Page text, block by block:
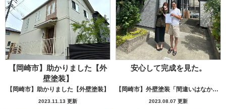
【岡崎市】助かりました【外
壁塗装】
【岡崎市】助かりました【外壁塗装】
2023.11.13 更新
安心して完成を見た。
【岡崎市】外壁塗装「間違いはなかった」
2023.08.07 更新